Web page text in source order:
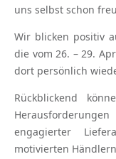
uns selbst schon
Wir blicken positiv
die vom 26. – 29.
dort persönlich
Rückblickend
engagierter
motivierten